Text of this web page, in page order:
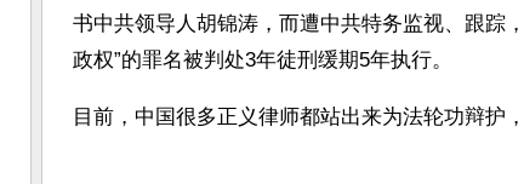
书中共领导人胡锦涛，而遭中共特务监视、跟踪
政权”的罪名被判处3年徒刑缓期5年执行。
目前，中国很多正义律师都站出来为法轮功辩护